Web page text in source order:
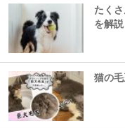
たく
を解説
猫の